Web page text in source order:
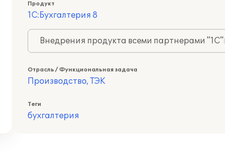
Продукт
1С:Бухгалтерия 8
Внедрения продукта всеми партнерами "1С"
Отрасль / Функциональная задача
Производство, ТЭК
Теги
бухгалтерия